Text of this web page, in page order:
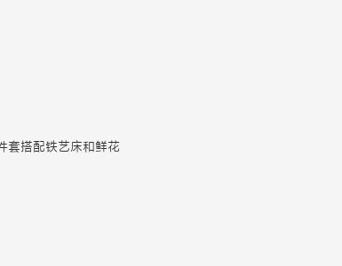
套搭配铁艺床和鲜花